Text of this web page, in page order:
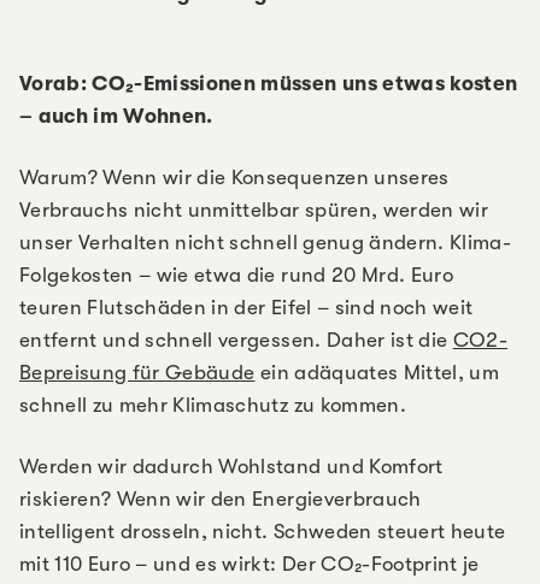
Vorab: CO₂-Emissionen müssen uns etwas kosten
– auch im Wohnen.
Warum? Wenn wir die Konsequenzen unseres
Verbrauchs nicht unmittelbar spüren, werden wir
unser Verhalten nicht schnell genug ändern. Klima-
Folgekosten – wie etwa die rund 20 Mrd. Euro
teuren Flutschäden in der Eifel – sind noch weit
entfernt und schnell vergessen. Daher ist die CO2-
Bepreisung für Gebäude ein adäquates Mittel, um
schnell zu mehr Klimaschutz zu kommen.
Werden wir dadurch Wohlstand und Komfort
riskieren? Wenn wir den Energieverbrauch
intelligent drosseln, nicht. Schweden steuert heute
mit 110 Euro – und es wirkt: Der CO₂-Footprint je